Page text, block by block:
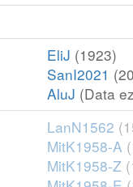
EliJ (1923)
SanI2021
AluJ (Data
LanN1562
MitK1958-A
MitK1958-Z